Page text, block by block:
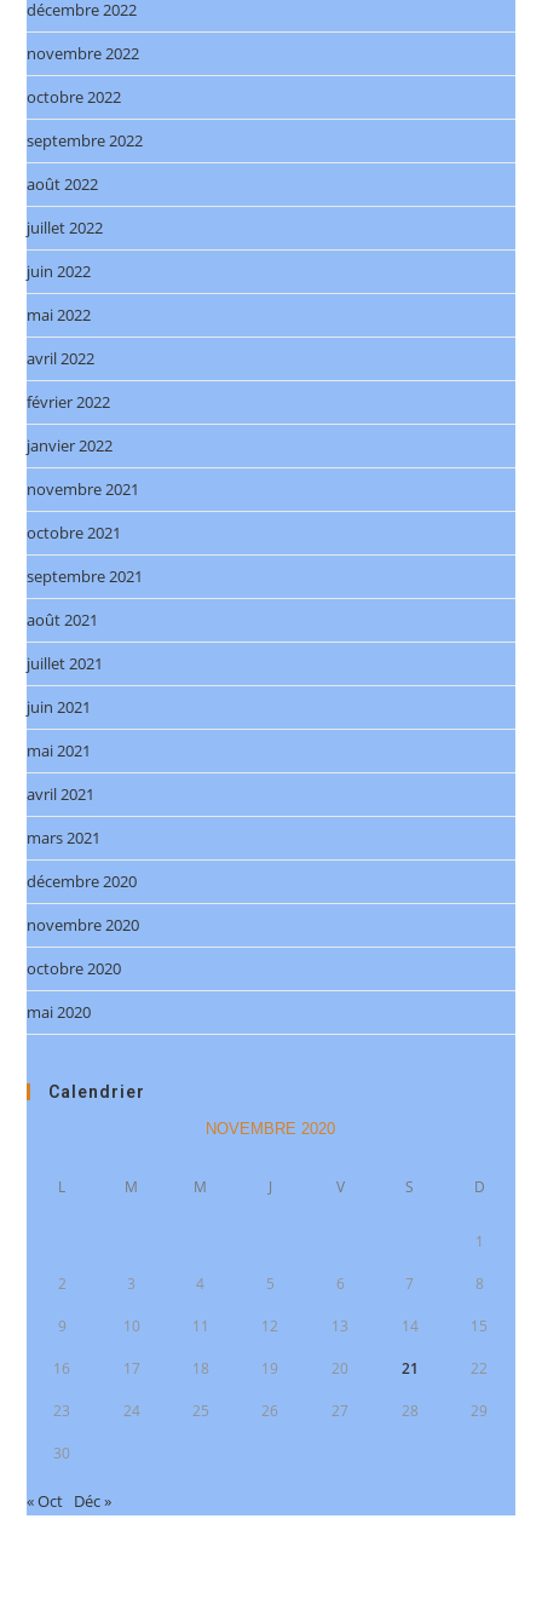
décembre 2022
novembre 2022
octobre 2022
septembre 2022
août 2022
juillet 2022
juin 2022
mai 2022
avril 2022
février 2022
janvier 2022
novembre 2021
octobre 2021
septembre 2021
août 2021
juillet 2021
juin 2021
mai 2021
avril 2021
mars 2021
décembre 2020
novembre 2020
octobre 2020
mai 2020
Calendrier
NOVEMBRE 2020
L M M J V S D
1
2 3 4 5 6 7 8
9 10 11 12 13 14 15
16 17 18 19 20 21 22
23 24 25 26 27 28 29
30
« Oct Déc »